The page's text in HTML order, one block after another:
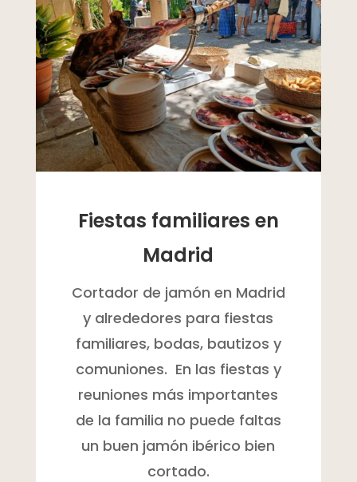
Fiestas familiares en
Madrid
Cortador de jamón en Madrid
y alrededores para fiestas
familiares, bodas, bautizos y
comuniones. En las fiestas y
reuniones más importantes
de la familia no puede faltas
un buen jamón ibérico bien
cortado.